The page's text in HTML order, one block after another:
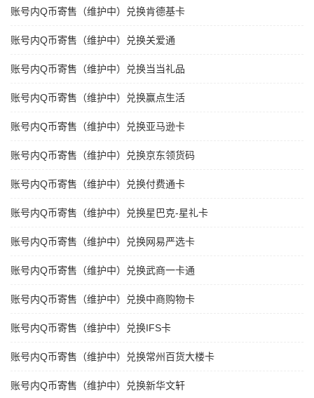
账号内Q币寄售（维护中）兑换肯德基卡
账号内Q币寄售（维护中）兑换关爱通
账号内Q币寄售（维护中）兑换当当礼品
账号内Q币寄售（维护中）兑换赢点生活
账号内Q币寄售（维护中）兑换亚马逊卡
账号内Q币寄售（维护中）兑换京东领货码
账号内Q币寄售（维护中）兑换付费通卡
账号内Q币寄售（维护中）兑换星巴克-星礼卡
账号内Q币寄售（维护中）兑换网易严选卡
账号内Q币寄售（维护中）兑换武商一卡通
账号内Q币寄售（维护中）兑换中商购物卡
账号内Q币寄售（维护中）兑换IFS卡
账号内Q币寄售（维护中）兑换常州百货大楼卡
账号内Q币寄售（维护中）兑换新华文轩